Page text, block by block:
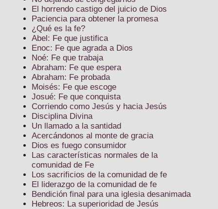
El horrendo castigo del juicio de Dios
Paciencia para obtener la promesa
¿Qué es la fe?
Abel: Fe que justifica
Enoc: Fe que agrada a Dios
Noé: Fe que trabaja
Abraham: Fe que espera
Abraham: Fe probada
Moisés: Fe que escoge
Josué: Fe que conquista
Corriendo como Jesús y hacia Jesús
Disciplina Divina
Un llamado a la santidad
Acercándonos al monte de gracia
Dios es fuego consumidor
Las características normales de la
comunidad de Fe
Los sacrificios de la comunidad de fe
El liderazgo de la comunidad de fe
Bendición final para una iglesia desanimada
Hebreos: La superioridad de Jesús